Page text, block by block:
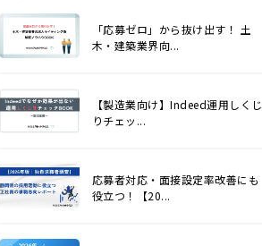
「応募ゼロ」から抜け出す！ 土
木・建築業界向...
【製造業向け】Indeed運用しくじ
りチェッ...
応募者対応・面接設定率改善にも
役立つ！【20...